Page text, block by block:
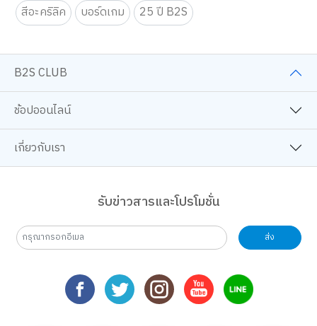
สีอะคริลิค
บอร์ดเกม 25 ปี B2S
B2S CLUB
ช้อปออนไลน์
เกี่ยวกับเรา
รับข่าวสารและโปรโมชั่น
ส่ง